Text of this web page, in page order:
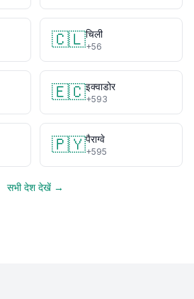
🇨🇱चिली
+56
🇪🇨इक्वाडोर
+593
🇵🇾पैराग्वे
+595
सभी देश देखें →